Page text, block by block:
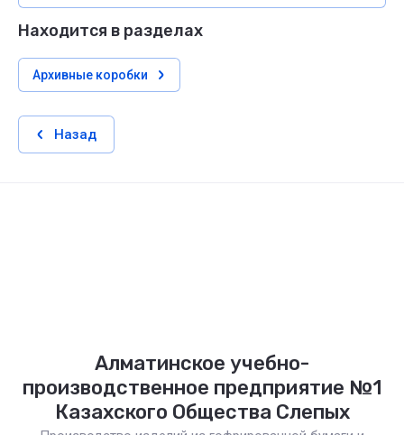
Находится в разделах
Архивные коробки
Назад
Алматинское учебно-
производственное предприятие №1
Казахского Общества Слепых